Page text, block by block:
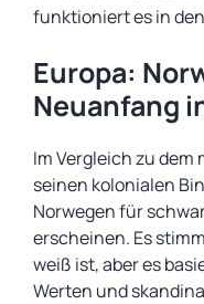
funktioniert es in
Europa:
Neuanfang
Im Vergleich zu
seinen kolonialen
Norwegen für
erscheinen. Es
weiß ist, aber es
Werten und